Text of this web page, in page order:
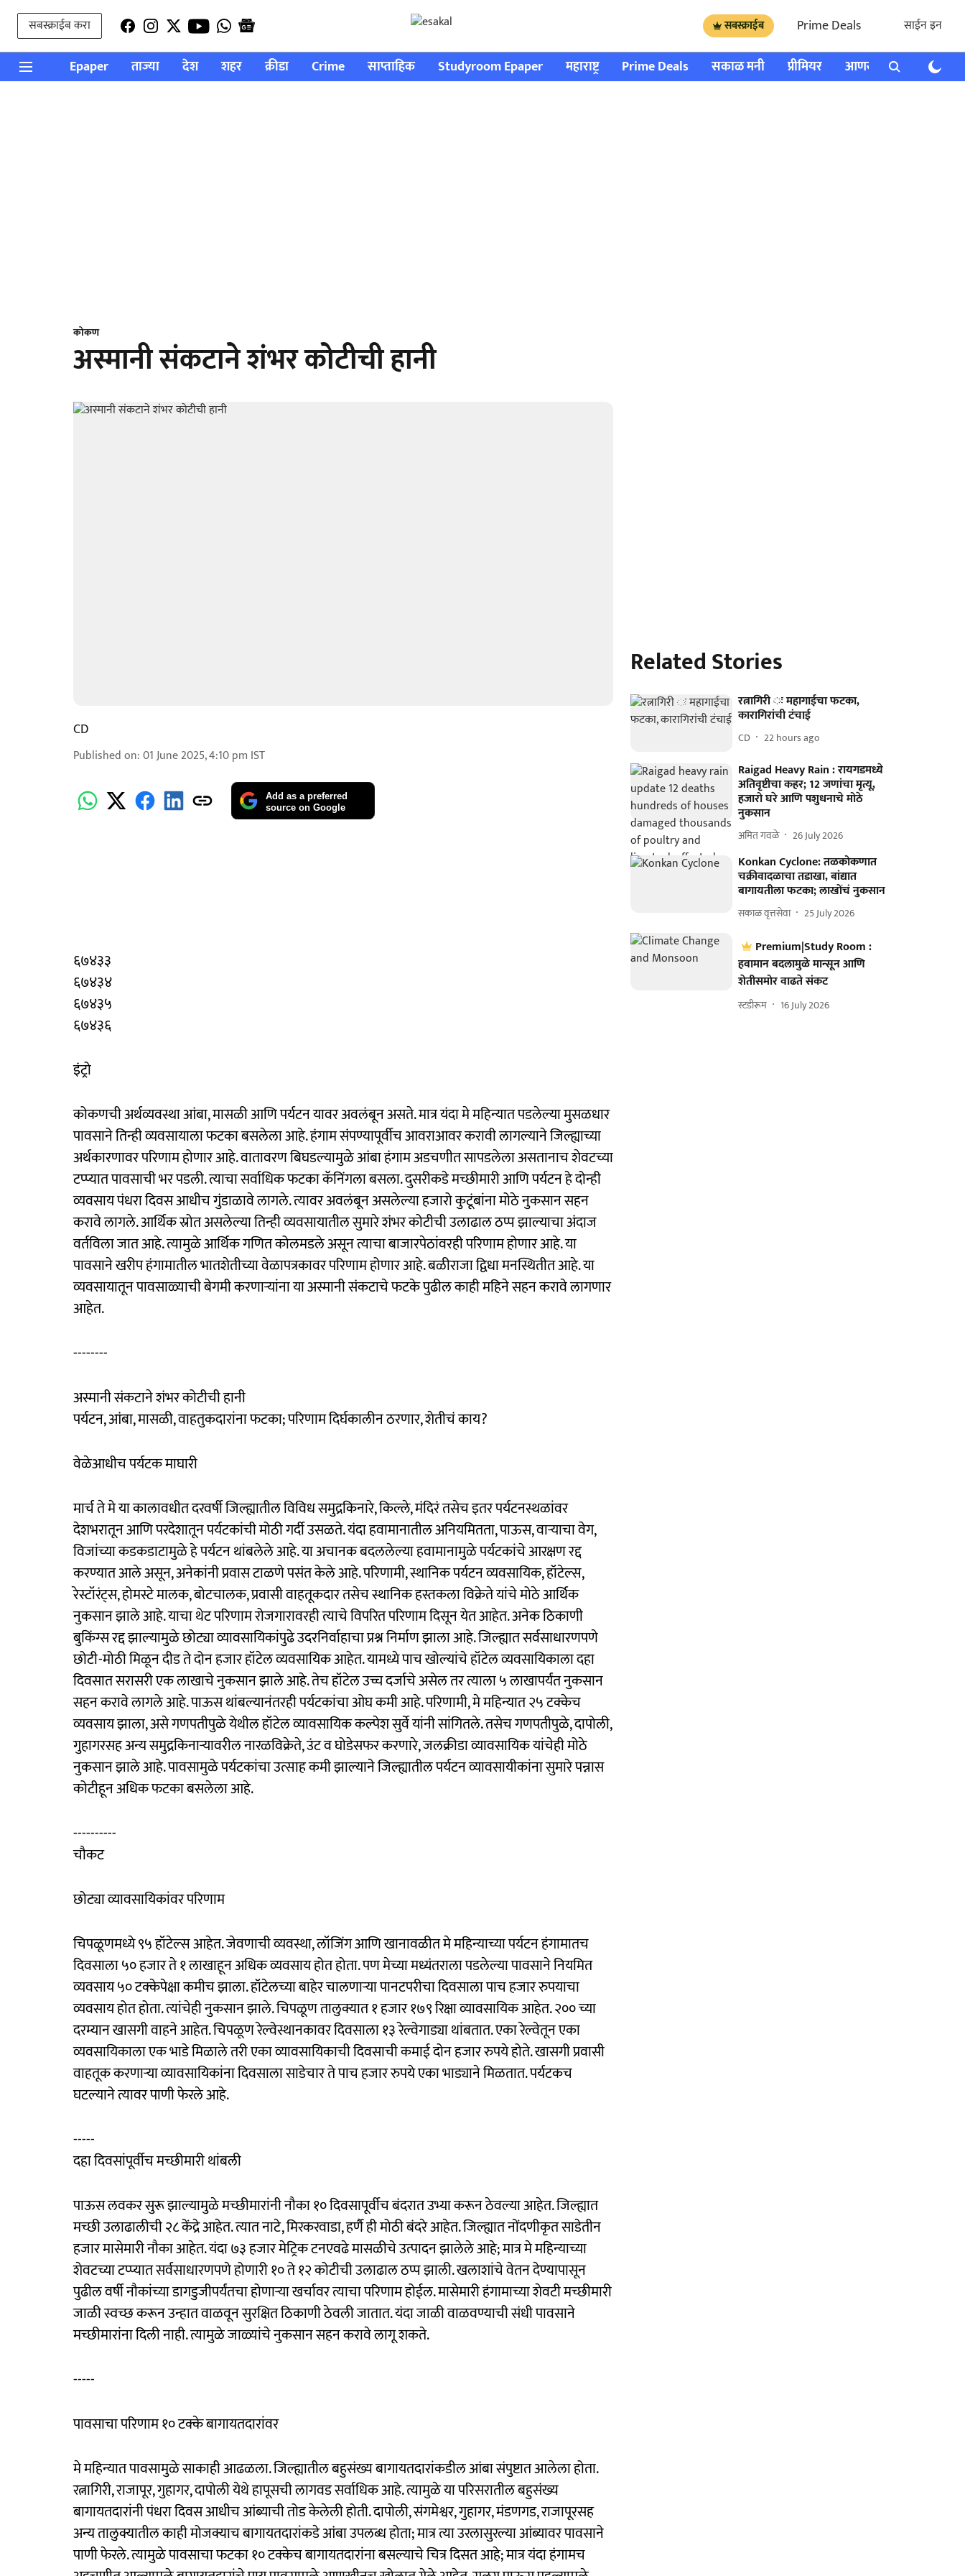
सबस्क्राईब करा सबस्क्राईब Prime Deals साईन इन
Epaper ताज्या देश शहर क्रीडा Crime साप्ताहिक Studyroom Epaper महाराष्ट्र Prime Deals सकाळ मनी प्रीमियर आणखी राशी भविष्य
कोकण
अस्मानी संकटाने शंभर कोटीची हानी
CD
Published on:01 June 2025, 4:10 pm IST
Add as a preferred
source on Google
६७४३३
६७४३४
६७४३५
६७४३६
इंट्रो
कोकणची अर्थव्यवस्था आंबा, मासळी आणि पर्यटन यावर अवलंबून असते. मात्र यंदा मे महिन्यात पडलेल्या मुसळधार
पावसाने तिन्ही व्यवसायाला फटका बसलेला आहे. हंगाम संपण्यापूर्वीच आवराआवर करावी लागल्याने जिल्ह्याच्या
अर्थकारणावर परिणाम होणार आहे. वातावरण बिघडल्यामुळे आंबा हंगाम अडचणीत सापडलेला असतानाच शेवटच्या
टप्प्यात पावसाची भर पडली. त्याचा सर्वाधिक फटका कॅनिंगला बसला. दुसरीकडे मच्छीमारी आणि पर्यटन हे दोन्ही
व्यवसाय पंधरा दिवस आधीच गुंडाळावे लागले. त्यावर अवलंबून असलेल्या हजारो कुटूंबांना मोठे नुकसान सहन
करावे लागले. आर्थिक स्रोत असलेल्या तिन्ही व्यवसायातील सुमारे शंभर कोटीची उलाढाल ठप्प झाल्याचा अंदाज
वर्तविला जात आहे. त्यामुळे आर्थिक गणित कोलमडले असून त्याचा बाजारपेठांवरही परिणाम होणार आहे. या
पावसाने खरीप हंगामातील भातशेतीच्या वेळापत्रकावर परिणाम होणार आहे. बळीराजा द्विधा मनस्थितीत आहे. या
व्यवसायातून पावसाळ्याची बेगमी करणाऱ्यांना या अस्मानी संकटाचे फटके पुढील काही महिने सहन करावे लागणार
आहेत.
--------
अस्मानी संकटाने शंभर कोटीची हानी
पर्यटन, आंबा, मासळी, वाहतुकदारांना फटका; परिणाम दिर्घकालीन ठरणार, शेतीचं काय?
वेळेआधीच पर्यटक माघारी
मार्च ते मे या कालावधीत दरवर्षी जिल्ह्यातील विविध समुद्रकिनारे, किल्ले, मंदिरं तसेच इतर पर्यटनस्थळांवर
देशभरातून आणि परदेशातून पर्यटकांची मोठी गर्दी उसळते. यंदा हवामानातील अनियमितता, पाऊस, वाऱ्याचा वेग,
विजांच्या कडकडाटामुळे हे पर्यटन थांबलेले आहे. या अचानक बदललेल्या हवामानामुळे पर्यटकांचे आरक्षण रद्द
करण्यात आले असून, अनेकांनी प्रवास टाळणे पसंत केले आहे. परिणामी, स्थानिक पर्यटन व्यवसायिक, हॉटेल्स,
रेस्टॉरंट्स, होमस्टे मालक, बोटचालक, प्रवासी वाहतूकदार तसेच स्थानिक हस्तकला विक्रेते यांचे मोठे आर्थिक
नुकसान झाले आहे. याचा थेट परिणाम रोजगारावरही त्याचे विपरित परिणाम दिसून येत आहेत. अनेक ठिकाणी
बुकिंग्स रद्द झाल्यामुळे छोट्या व्यावसायिकांपुढे उदरनिर्वाहाचा प्रश्न निर्माण झाला आहे. जिल्ह्यात सर्वसाधारणपणे
छोटी-मोठी मिळून दीड ते दोन हजार हॉटेल व्यवसायिक आहेत. यामध्ये पाच खोल्यांचे हॉटेल व्यवसायिकाला दहा
दिवसात सरासरी एक लाखाचे नुकसान झाले आहे. तेच हॉटेल उच्च दर्जाचे असेल तर त्याला ५ लाखापर्यंत नुकसान
सहन करावे लागले आहे. पाऊस थांबल्यानंतरही पर्यटकांचा ओघ कमी आहे. परिणामी, मे महिन्यात २५ टक्केच
व्यवसाय झाला, असे गणपतीपुळे येथील हॉटेल व्यावसायिक कल्पेश सुर्वे यांनी सांगितले. तसेच गणपतीपुळे, दापोली,
गुहागरसह अन्य समुद्रकिनाऱ्यावरील नारळविक्रेते, उंट व घोडेसफर करणारे, जलक्रीडा व्यावसायिक यांचेही मोठे
नुकसान झाले आहे. पावसामुळे पर्यटकांचा उत्साह कमी झाल्याने जिल्ह्यातील पर्यटन व्यावसायीकांना सुमारे पन्नास
कोटीहून अधिक फटका बसलेला आहे.
----------
चौकट
छोट्या व्यावसायिकांवर परिणाम
चिपळूणमध्ये ९५ हॉटेल्स आहेत. जेवणाची व्यवस्था, लॉजिंग आणि खानावळीत मे महिन्याच्या पर्यटन हंगामातच
दिवसाला ५० हजार ते १ लाखाहून अधिक व्यवसाय होत होता. पण मेच्या मध्यंतराला पडलेल्या पावसाने नियमित
व्यवसाय ५० टक्केपेक्षा कमीच झाला. हॉटेलच्या बाहेर चालणाऱ्या पानटपरीचा दिवसाला पाच हजार रुपयाचा
व्यवसाय होत होता. त्यांचेही नुकसान झाले. चिपळूण तालुक्यात १ हजार १७९ रिक्षा व्यावसायिक आहेत. २०० च्या
दरम्यान खासगी वाहने आहेत. चिपळूण रेल्वेस्थानकावर दिवसाला १३ रेल्वेगाड्या थांबतात. एका रेल्वेतून एका
व्यवसायिकाला एक भाडे मिळाले तरी एका व्यावसायिकाची दिवसाची कमाई दोन हजार रुपये होते. खासगी प्रवासी
वाहतूक करणाऱ्या व्यावसायिकांना दिवसाला साडेचार ते पाच हजार रुपये एका भाड्याने मिळतात. पर्यटकच
घटल्याने त्यावर पाणी फेरले आहे.
-----
दहा दिवसांपूर्वीच मच्छीमारी थांबली
पाऊस लवकर सुरू झाल्यामुळे मच्छीमारांनी नौका १० दिवसापूर्वीच बंदरात उभ्या करून ठेवल्या आहेत. जिल्ह्यात
मच्छी उलाढालीची २८ केंद्रे आहेत. त्यात नाटे, मिरकरवाडा, हर्णै ही मोठी बंदरे आहेत. जिल्ह्यात नोंदणीकृत साडेतीन
हजार मासेमारी नौका आहेत. यंदा ७३ हजार मेट्रिक टनएवढे मासळीचे उत्पादन झालेले आहे; मात्र मे महिन्याच्या
शेवटच्या टप्प्यात सर्वसाधारणपणे होणारी १० ते १२ कोटीची उलाढाल ठप्प झाली. खलाशांचे वेतन देण्यापासून
पुढील वर्षी नौकांच्या डागडुजीपर्यंतचा होणाऱ्या खर्चावर त्याचा परिणाम होईल. मासेमारी हंगामाच्या शेवटी मच्छीमारी
जाळी स्वच्छ करून उन्हात वाळवून सुरक्षित ठिकाणी ठेवली जातात. यंदा जाळी वाळवण्याची संधी पावसाने
मच्छीमारांना दिली नाही. त्यामुळे जाळ्यांचे नुकसान सहन करावे लागू शकते.
-----
पावसाचा परिणाम १० टक्के बागायतदारांवर
मे महिन्यात पावसामुळे साकाही आढळला. जिल्ह्यातील बहुसंख्य बागायतदारांकडील आंबा संपुष्टात आलेला होता.
रत्नागिरी, राजापूर, गुहागर, दापोली येथे हापूसची लागवड सर्वाधिक आहे. त्यामुळे या परिसरातील बहुसंख्य
बागायतदारांनी पंधरा दिवस आधीच आंब्याची तोड केलेली होती. दापोली, संगमेश्वर, गुहागर, मंडणगड, राजापूरसह
अन्य तालुक्यातील काही मोजक्याच बागायतदारांकडे आंबा उपलब्ध होता; मात्र त्या उरलासुरल्या आंब्यावर पावसाने
पाणी फेरले. त्यामुळे पावसाचा फटका १० टक्केच बागायतदारांना बसल्याचे चित्र दिसत आहे; मात्र यंदा हंगामच
Related Stories
रत्नागिरी ः महागाईचा फटका,
कारागिरांची टंचाई
CD 22 hours ago
Raigad Heavy Rain : रायगडमध्ये
अतिवृष्टीचा कहर; 12 जणांचा मृत्यू,
हजारो घरे आणि पशुधनाचे मोठे
नुकसान
अमित गवळे 26 July 2026
Konkan Cyclone: तळकोकणात
चक्रीवादळाचा तडाखा, बांद्यात
बागायतीला फटका; लाखोंचं नुकसान
सकाळ वृत्तसेवा 25 July 2026
Premium|Study Room :
हवामान बदलामुळे मान्सून आणि
शेतीसमोर वाढते संकट
स्टडीरूम 16 July 2026